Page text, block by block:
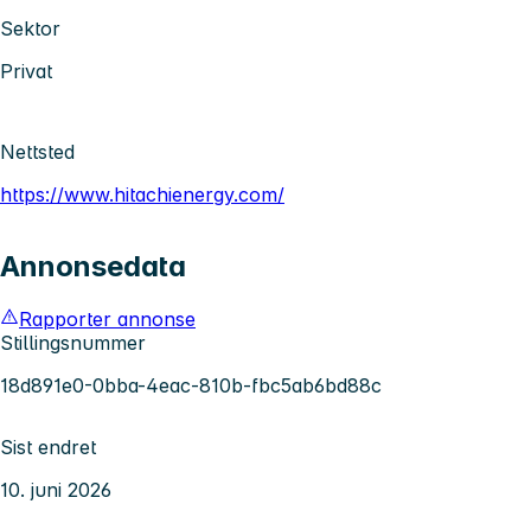
Sektor
Privat
Nettsted
https://www.hitachienergy.com/
Annonsedata
Rapporter annonse
Stillingsnummer
18d891e0-0bba-4eac-810b-fbc5ab6bd88c
Sist endret
10. juni 2026